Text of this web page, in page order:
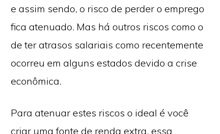
e assim sendo, o risco de perder o emprego
fica atenuado. Mas há outros riscos como o
de ter atrasos salariais como recentemente
ocorreu em alguns estados devido a crise
econômica.
Para atenuar estes riscos o ideal é você
criar uma fonte de renda extra, essa